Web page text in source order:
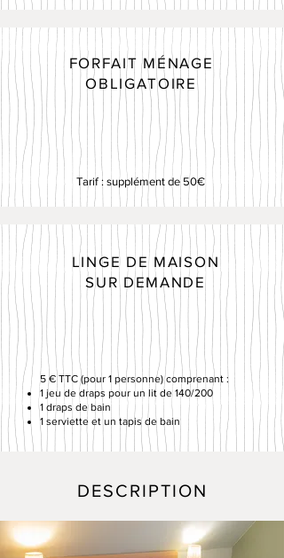
FORFAIT MÉNAGE
OBLIGATOIRE
Tarif : supplément de 50€
LINGE DE MAISON
SUR DEMANDE
5 € TTC (pour 1 personne) comprenant :
1 jeu de draps pour un lit de 140/200
1 draps de bain
1 serviette et un tapis de bain
DESCRIPTION